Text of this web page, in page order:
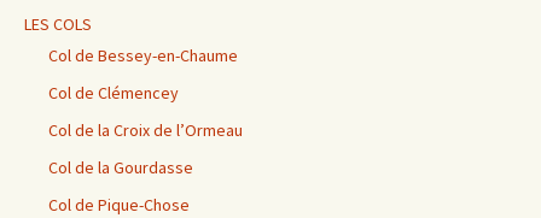
LES COLS
Col de Bessey-en-Chaume
Col de Clémencey
Col de la Croix de l’Ormeau
Col de la Gourdasse
Col de Pique-Chose